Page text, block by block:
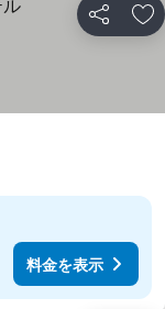
シェア お
料金を表示